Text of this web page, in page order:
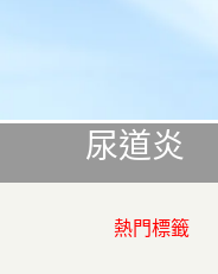
尿道炎
熱門標籤